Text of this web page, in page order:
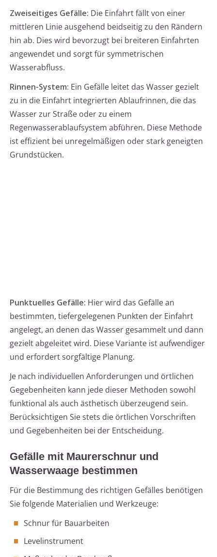
Zweiseitiges Gefälle: Die Einfahrt fällt von einer
mittleren Linie ausgehend beidseitig zu den Rändern
hin ab. Dies wird bevorzugt bei breiteren Einfahrten
angewendet und sorgt für symmetrischen
Wasserabfluss.
Rinnen-System: Ein Gefälle leitet das Wasser gezielt
zu in die Einfahrt integrierten Ablaufrinnen, die das
Wasser zur Straße oder zu einem
Regenwasserablaufsystem abführen. Diese Methode
ist effizient bei unregelmäßigen oder stark geneigten
Grundstücken.
Punktuelles Gefälle: Hier wird das Gefälle an
bestimmten, tiefergelegenen Punkten der Einfahrt
angelegt, an denen das Wasser gesammelt und dann
gezielt abgeleitet wird. Diese Variante ist aufwendiger
und erfordert sorgfältige Planung.
Je nach individuellen Anforderungen und örtlichen
Gegebenheiten kann jede dieser Methoden sowohl
funktional als auch ästhetisch überzeugend sein.
Berücksichtigen Sie stets die örtlichen Vorschriften
und Gegebenheiten bei der Entscheidung.
Gefälle mit Maurerschnur und
Wasserwaage bestimmen
Für die Bestimmung des richtigen Gefälles benötigen
Sie folgende Materialien und Werkzeuge:
Schnur für Bauarbeiten
Levelinstrument